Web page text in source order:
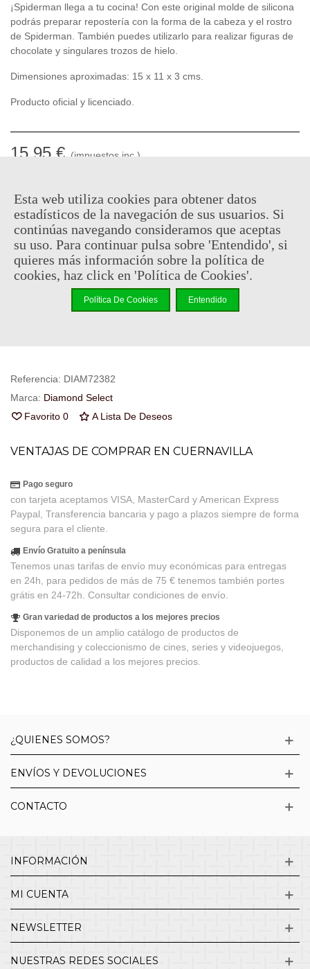
¡Spiderman llega a tu cocina! Con este original molde de silicona
podrás preparar repostería con la forma de la cabeza y el rostro
de Spiderman. También puedes utilizarlo para realizar figuras de
chocolate y singulares trozos de hielo.
Dimensiones aproximadas: 15 x 11 x 3 cms.
Producto oficial y licenciado.
15,95 € (impuestos inc.)
-
Añadir Al Carrito
Código QR Compartir
Al comprar este producto puedes juntar hasta7puntos de
Referencia: DIAM72382
Marca: Diamond Select
Favorito 0 A Lista De Deseos
VENTAJAS DE COMPRAR EN CUERNAVILLA
Pago seguro
con tarjeta aceptamos VISA, MasterCard y American Express
Paypal, Transferencia bancaria y pago a plazos siempre de forma
segura para el cliente.
Envío Gratuito a península
Tenemos unas tarifas de envío muy económicas para entregas
en 24h, para pedidos de más de 75 € tenemos también portes
grátis en 24-72h. Consultar condiciones de envío.
Gran variedad de productos a los mejores precios
Disponemos de un amplio catálogo de productos de
merchandising y coleccionismo de cines, series y videojuegos,
productos de calidad a los mejores precios.
¿QUIENES SOMOS?
ENVÍOS Y DEVOLUCIONES
CONTACTO
INFORMACIÓN
MI CUENTA
NEWSLETTER
NUESTRAS REDES SOCIALES
Esta web utiliza cookies para obtener datos
estadísticos de la navegación de sus usuarios. Si
continúas navegando consideramos que aceptas
su uso. Para continuar pulsa sobre 'Entendido', si
quieres más información sobre la política de
cookies, haz click en 'Política de Cookies'.
Política De Cookies Entendido